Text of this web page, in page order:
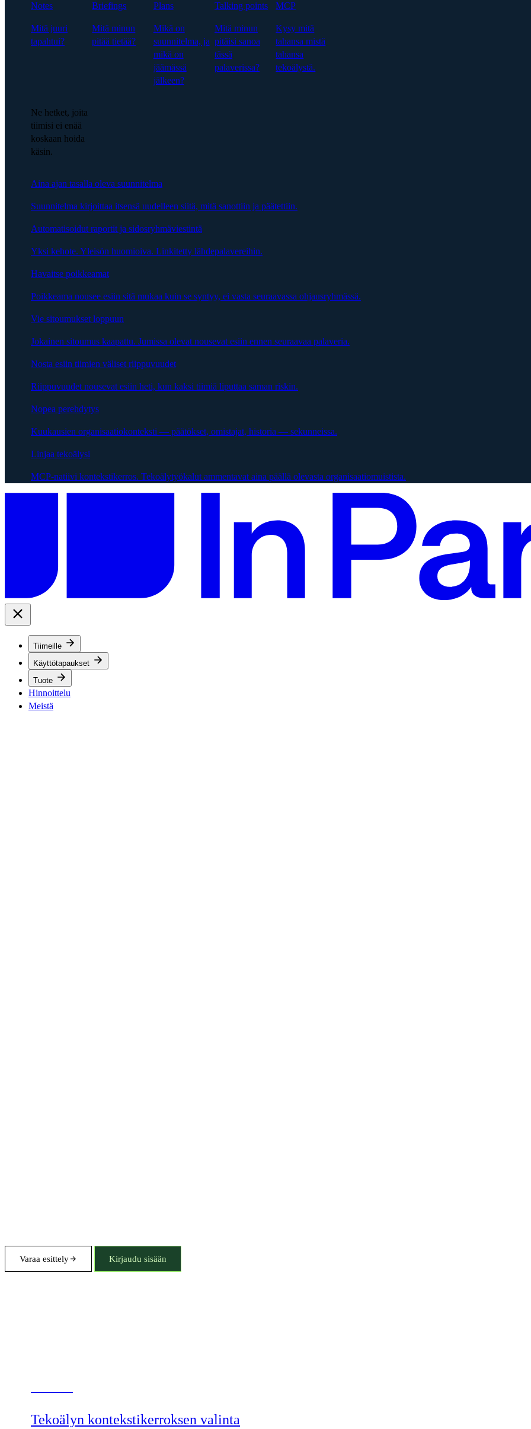
Notes
Mitä juuri
tapahtui?
Briefings
Mitä minun
pitää tietää?
Plans
Mikä on
suunnitelma, ja
mikä on
jäämässä
jälkeen?
Talking points
Mitä minun
pitäisi sanoa
tässä
palaverissa?
MCP
Kysy mitä
tahansa mistä
tahansa
tekoälystä.
Ne hetket, joita
tiimisi ei enää
koskaan hoida
käsin.
Aina ajan tasalla oleva suunnitelma
Suunnitelma kirjoittaa itsensä uudelleen siitä, mitä sanottiin ja päätettiin.
Automatisoidut raportit ja sidosryhmäviestintä
Yksi kehote. Yleisön huomioiva. Linkitetty lähdepalavereihin.
Havaitse poikkeamat
Poikkeama nousee esiin sitä mukaa kuin se syntyy, ei vasta seuraavassa ohjausryhmässä.
Vie sitoumukset loppuun
Jokainen sitoumus kaapattu. Jumissa olevat nousevat esiin ennen seuraavaa palaveria.
Nosta esiin tiimien väliset riippuvuudet
Riippuvuudet nousevat esiin heti, kun kaksi tiimiä liputtaa saman riskin.
Nopea perehdytys
Kuukausien organisaatiokonteksti — päätökset, omistajat, historia — sekunneissa.
Linjaa tekoälysi
MCP-natiivi kontekstikerros. Tekoälytyökalut ammentavat aina päällä olevasta organisaatiomuistista.
Tiimeille
Käyttötapaukset
Tuote
Hinnoittelu
Meistä
Varaa esittely Kirjaudu sisään
Tekoälyn kontekstikerroksen valinta